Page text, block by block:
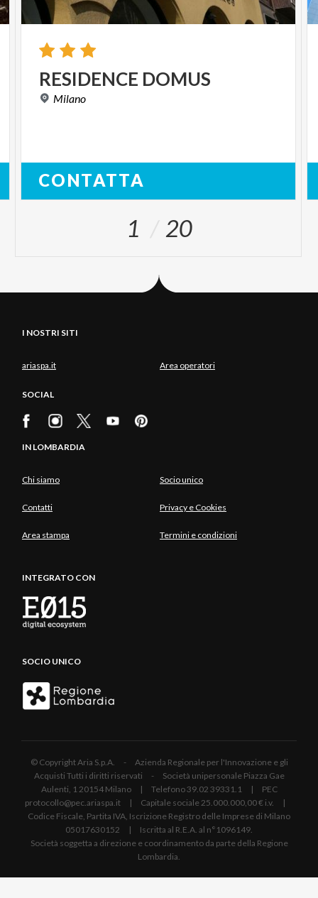
RESIDENCE DOMUS
Milano
CONTATTA
1 20
I NOSTRI SITI
ariaspa.it Area operatori
SOCIAL
IN LOMBARDIA
Chi siamo Socio unico
Contatti Privacy e Cookies
Area stampa Termini e condizioni
INTEGRATO CON
SOCIO UNICO
© Copyright Aria S.p.A. - Azienda Regionale per l'Innovazione e gli
Acquisti Tutti i diritti riservati - Società unipersonale Piazza Gae
Aulenti, 1 20154 Milano | Telefono 39.02 39331.1 | PEC
protocollo@pec.ariaspa.it | Capitale sociale 25.000.000,00 € i.v. |
Codice Fiscale, Partita IVA, Iscrizione Registro delle Imprese di Milano
05017630152 | Iscritta al R.E.A. al n°1096149.
Società soggetta a direzione e coordinamento da parte della Regione
Lombardia.